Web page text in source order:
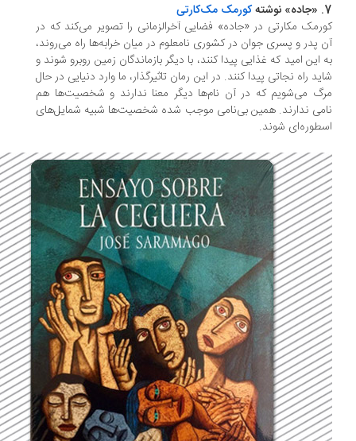
کورمک مک‌کارتی
مکارتی در «جاده» فضایی آخرالزمانی را تصویر می‌کند که در
پدر و پسری جوان در کشوری نامعلوم در میان خرابه‌ها راه می‌روند،
این امید که غذایی پیدا کنند، با دیگر بازماندگان زمین روبرو شوند و
راه نجاتی پیدا کنند. در این رمان تاثیرگذار، ما وارد دنیایی در حال
می‌شویم که در آن نام‌ها دیگر معنا ندارند و شخصیت‌ها هم
ندارند. همین بی‌نامی موجب شده شخصیت‌ها شبیه شمایل‌های
شوند.